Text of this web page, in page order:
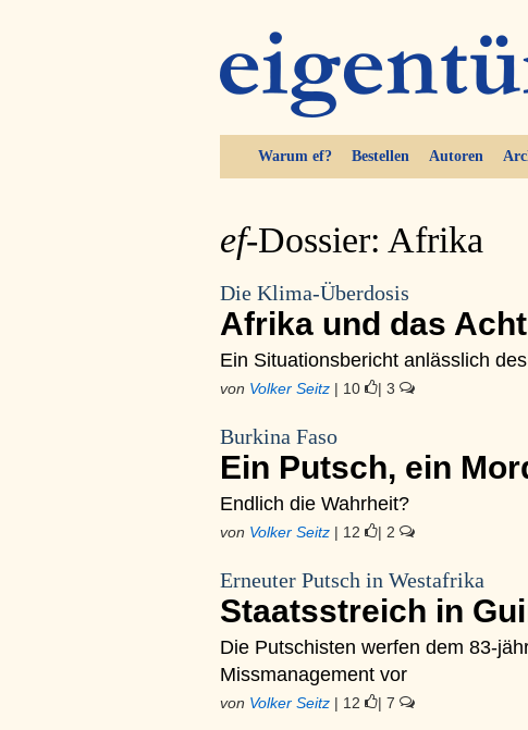
Warum ef? Bestellen Autoren
ef-Dossier: Afrika
Die Klima-Überdosis
Afrika und das
Ein Situationsbericht anlässlich
von Volker Seitz | 10 | 3
Burkina Faso
Ein Putsch, ein
Endlich die Wahrheit?
von Volker Seitz | 12 | 2
Erneuter Putsch in Westafrika
Staatsstreich in
Die Putschisten werfen dem 83-
Missmanagement vor
von Volker Seitz | 12 | 7